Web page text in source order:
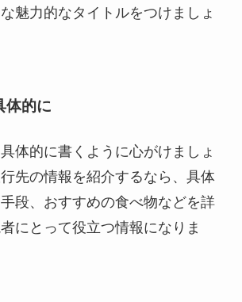
魅力的なタイトルをつけましょ
体的に
体的に書くように心がけましょ
先の情報を紹介するなら、具体
段、おすすめの食べ物などを詳
にとって役立つ情報になりま